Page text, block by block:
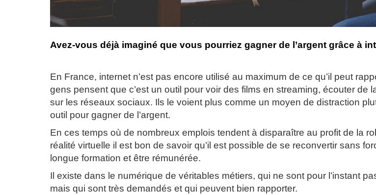
Avez-vous déjà imaginé que vous pourriez gagner de l’argent grâce à
En France, internet n’est pas encore utilisé au maximum de ce qu’il peut
gens pensent que c’est un outil pour voir des films en streaming, écouter de
sur les réseaux sociaux. Ils le voient plus comme un moyen de distraction
outil pour gagner de l’argent.
En ces temps où de nombreux emplois tendent à disparaître au profit de la
réalité virtuelle il est bon de savoir qu’il est possible de se reconvertir sans
longue formation et être rémunérée.
Il existe dans le numérique de véritables métiers, qui ne sont pour l’instant
mais qui sont très demandés et qui peuvent bien rapporter.